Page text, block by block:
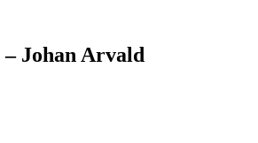
Johan Arvald